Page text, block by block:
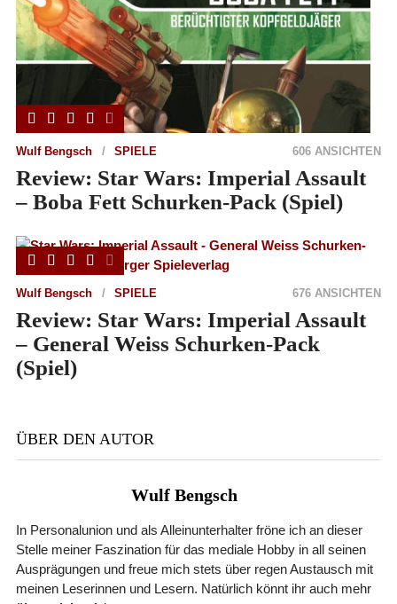
Wulf Bengsch SPIELE 606 ANSICHTEN
Review: Star Wars: Imperial Assault
– Boba Fett Schurken-Pack (Spiel)
Wulf Bengsch SPIELE 676 ANSICHTEN
Review: Star Wars: Imperial Assault
– General Weiss Schurken-Pack
(Spiel)
ÜBER DEN AUTOR
Wulf Bengsch
In Personalunion und als Alleinunterhalter fröne ich an dieser
Stelle meiner Faszination für das mediale Hobby in all seinen
Ausprägungen und freue mich stets über regen Austausch mit
meinen Leserinnen und Lesern. Natürlich könnt ihr auch mehr